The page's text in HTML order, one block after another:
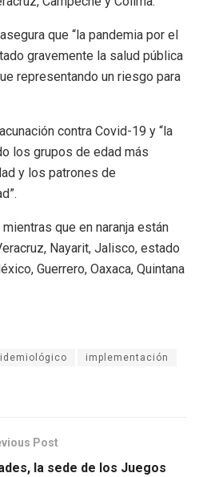
que “la pandemia por el
gravemente la salud pública
representando un riesgo para
contra Covid-19 y “la
los grupos de edad más
y los patrones de
que en naranja están
Nayarit, Jalisco, estado
Guerrero, Oaxaca, Quintana
implementación
Post
la sede de los Juegos